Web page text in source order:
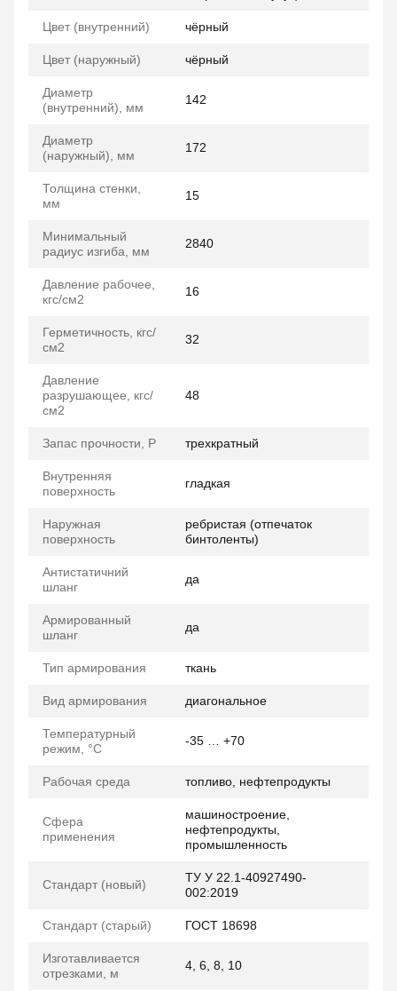
Цвет (внутренний) чёрный
Цвет (наружный) чёрный
Диаметр
(внутренний), мм
142
Диаметр
(наружный), мм
172
Толщина стенки,
мм
15
Минимальный
радиус изгиба, мм
2840
Давление рабочее,
кгс/см2
16
Герметичность, кгс/
см2
32
Давление
разрушающее, кгс/
см2
48
Запас прочности, P трехкратный
Внутренняя
поверхность
гладкая
Наружная
поверхность
ребристая (отпечаток
бинтоленты)
Антистатичний
шланг
да
Армированный
шланг
да
Тип армирования ткань
Вид армирования диагональное
Температурный
режим, °C
-35 … +70
Рабочая среда топливо, нефтепродукты
Сфера
применения
машиностроение,
нефтепродукты,
промышленность
Стандарт (новый)
ТУ У 22.1-40927490-
002:2019
Стандарт (старый) ГОСТ 18698
Изготавливается
отрезками, м
4, 6, 8, 10